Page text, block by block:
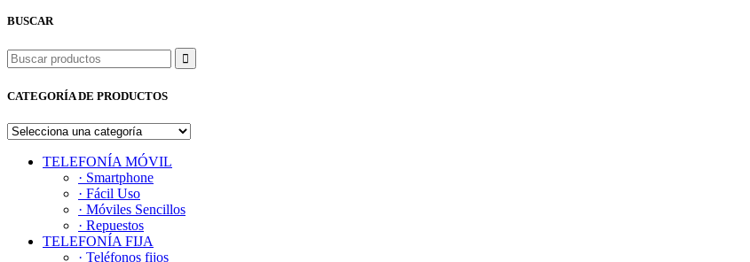
BUSCAR
Buscar
CATEGORÍA DE PRODUCTOS
TELEFONÍA MÓVIL
· Smartphone
· Fácil Uso
· Móviles Sencillos
· Repuestos
TELEFONÍA FIJA
· Teléfonos fijos